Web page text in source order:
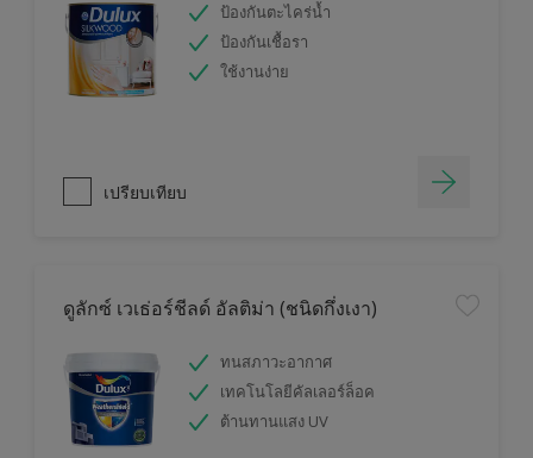
ป้องกันตะไคร่น้ำ
ป้องกันเชื้อรา
ใช้งานง่าย
เปรียบเทียบ
ดูลักซ์ เวเธ่อร์ชีลด์ อัลติม่า (ชนิดกึ่งเงา)
ทนสภาวะอากาศ
เทคโนโลยีคัลเลอร์ล็อค
ต้านทานแสง UV